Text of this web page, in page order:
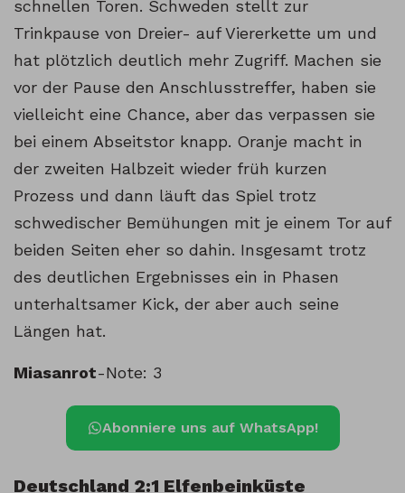
schnellen Toren. Schweden stellt zur
Trinkpause von Dreier- auf Viererkette um und
hat plötzlich deutlich mehr Zugriff. Machen sie
vor der Pause den Anschlusstreffer, haben sie
vielleicht eine Chance, aber das verpassen sie
bei einem Abseitstor knapp. Oranje macht in
der zweiten Halbzeit wieder früh kurzen
Prozess und dann läuft das Spiel trotz
schwedischer Bemühungen mit je einem Tor auf
beiden Seiten eher so dahin. Insgesamt trotz
des deutlichen Ergebnisses ein in Phasen
unterhaltsamer Kick, der aber auch seine
Längen hat.
Miasanrot-Note: 3
Abonniere uns auf WhatsApp!
Deutschland 2:1 Elfenbeinküste